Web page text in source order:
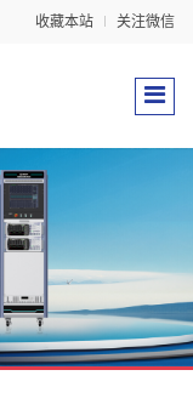
收藏本站 关注微信